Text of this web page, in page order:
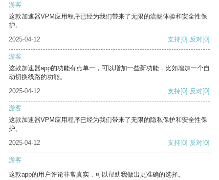
游客
这款加速器VPM应用程序已经为我们带来了无限的流畅体验和安全性保
护。
2025-04-12
支持[0] 反对[0]
游客
这款加速器app的功能有点单一，可以增加一些新功能，比如增加一个自
动切换线路的功能。
2025-04-12
支持[0] 反对[0]
游客
这款加速器VPM应用程序已经为我们带来了无限的隐私保护和安全性保
护。
2025-04-12
支持[0] 反对[0]
游客
这款app的用户评论非常真实，可以帮助我做出更准确的选择。